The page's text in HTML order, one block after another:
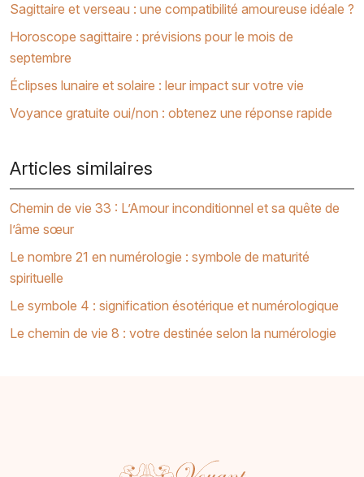
Sagittaire et verseau : une compatibilité amoureuse idéale ?
Horoscope sagittaire : prévisions pour le mois de
septembre
Éclipses lunaire et solaire : leur impact sur votre vie
Voyance gratuite oui/non : obtenez une réponse rapide
Articles similaires
Chemin de vie 33 : L’Amour inconditionnel et sa quête de
l’âme sœur
Le nombre 21 en numérologie : symbole de maturité
spirituelle
Le symbole 4 : signification ésotérique et numérologique
Le chemin de vie 8 : votre destinée selon la numérologie